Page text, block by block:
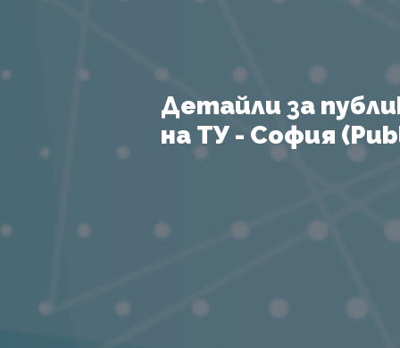
Детайли за
на ТУ - София